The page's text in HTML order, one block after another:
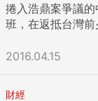
捲入浩鼎案爭議
班，在返抵台灣
2016.04.15
財經